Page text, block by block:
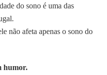
do sono é uma das
não afeta apenas o sono do
humor.